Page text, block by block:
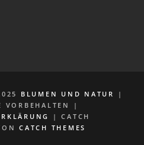
BLUMEN UND NATUR
|
VORBEHALTEN |
| CATCH
CATCH THEMES